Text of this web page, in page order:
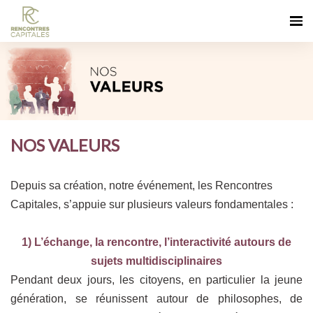
NOS VALEURS
Depuis sa création, notre événement, les Rencontres
Capitales, s’appuie sur plusieurs valeurs fondamentales :
1) L’échange, la rencontre, l’interactivité autours de
sujets multidisciplinaires
Pendant deux jours, les citoyens, en particulier la jeune
génération, se réunissent autour de philosophes, de